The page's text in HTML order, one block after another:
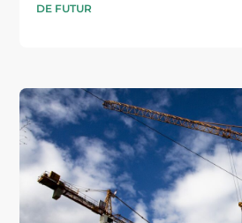
DE FUTUR